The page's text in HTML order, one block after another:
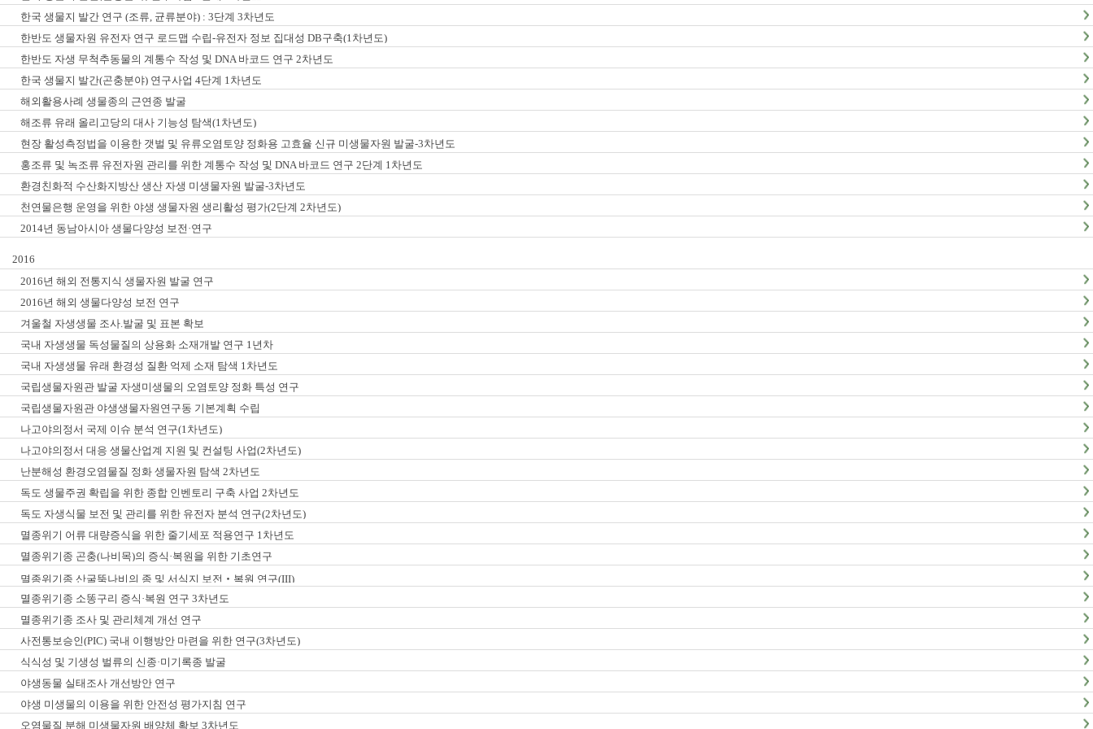
한국 생물지 발간 연구 (조류, 균류분야) : 3단계 3차년도
한반도 생물자원 유전자 연구 로드맵 수립-유전자 정보 집대성 DB구축(1차년도)
한반도 자생 무척추동물의 계통수 작성 및 DNA 바코드 연구 2차년도
한국 생물지 발간(곤충분야) 연구사업 4단계 1차년도
해외활용사례 생물종의 근연종 발굴
해조류 유래 올리고당의 대사 기능성 탐색(1차년도)
현장 활성측정법을 이용한 갯벌 및 유류오염토양 정화용 고효율 신규 미생물자원 발굴-3차년도
홍조류 및 녹조류 유전자원 관리를 위한 계통수 작성 및 DNA 바코드 연구 2단계 1차년도
환경친화적 수산화지방산 생산 자생 미생물자원 발굴-3차년도
천연물은행 운영을 위한 야생 생물자원 생리활성 평가(2단계 2차년도)
2014년 동남아시아 생물다양성 보전·연구
2016
2016년 해외 전통지식 생물자원 발굴 연구
2016년 해외 생물다양성 보전 연구
겨울철 자생생물 조사.발굴 및 표본 확보
국내 자생생물 독성물질의 상용화 소재개발 연구 1년차
국내 자생생물 유래 환경성 질환 억제 소재 탐색 1차년도
국립생물자원관 발굴 자생미생물의 오염토양 정화 특성 연구
국립생물자원관 야생생물자원연구동 기본계획 수립
나고야의정서 국제 이슈 분석 연구(1차년도)
나고야의정서 대응 생물산업계 지원 및 컨설팅 사업(2차년도)
난분해성 환경오염물질 정화 생물자원 탐색 2차년도
독도 생물주권 확립을 위한 종합 인벤토리 구축 사업 2차년도
독도 자생식물 보전 및 관리를 위한 유전자 분석 연구(2차년도)
멸종위기 어류 대량증식을 위한 줄기세포 적용연구 1차년도
멸종위기종 곤충(나비목)의 증식·복원을 위한 기초연구
멸종위기종 산굴뚝나비의 종 및 서식지 보전‧복원 연구(III)
멸종위기종 소똥구리 증식·복원 연구 3차년도
멸종위기종 조사 및 관리체계 개선 연구
사전통보승인(PIC) 국내 이행방안 마련을 위한 연구(3차년도)
식식성 및 기생성 벌류의 신종·미기록종 발굴
야생동물 실태조사 개선방안 연구
야생 미생물의 이용을 위한 안전성 평가지침 연구
오염물질 분해 미생물자원 배양체 확보 3차년도